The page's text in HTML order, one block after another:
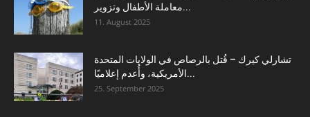
معاملة الأطفال وتزوير...
11. August 2025
تشارلي كيرك – قُتل بالرصاص في الولايات المتحدة
الأمريكية، وأُعدم إعلاميًا...
25. September 2025